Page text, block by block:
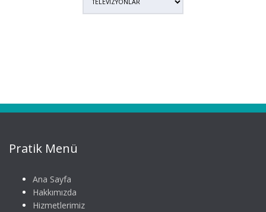
Pratik Menü
Ana Sayfa
Hakkımızda
Hizmetlerimiz